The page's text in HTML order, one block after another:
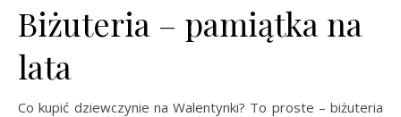
Biżuteria – pamiątka na
lata
Co kupić dziewczynie na Walentynki? To proste – biżuteria